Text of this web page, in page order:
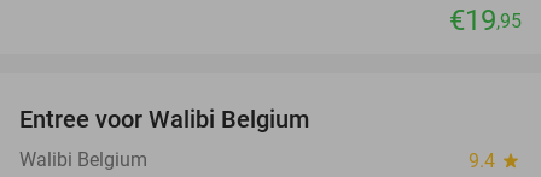
€19,95
Entree voor Walibi Belgium
Walibi Belgium 9.4 star